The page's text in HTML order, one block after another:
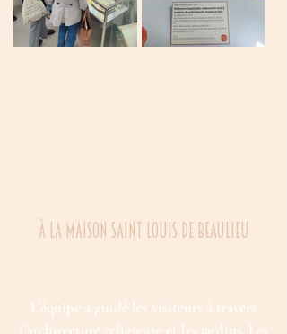
À lA maison saint louis de beaulieu
L’équipe a guidé les visiteurs à travers
l’architecture religieuse et les jardins. Les